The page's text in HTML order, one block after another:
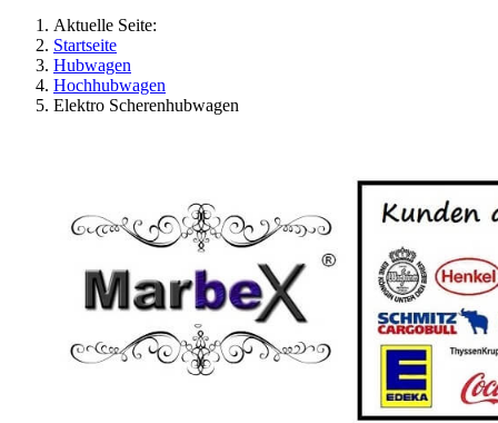
Aktuelle Seite:
Startseite
Hubwagen
Hochhubwagen
Elektro Scherenhubwagen